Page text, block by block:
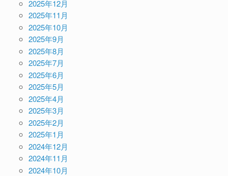
2025年12月
2025年11月
2025年10月
2025年9月
2025年8月
2025年7月
2025年6月
2025年5月
2025年4月
2025年3月
2025年2月
2025年1月
2024年12月
2024年11月
2024年10月